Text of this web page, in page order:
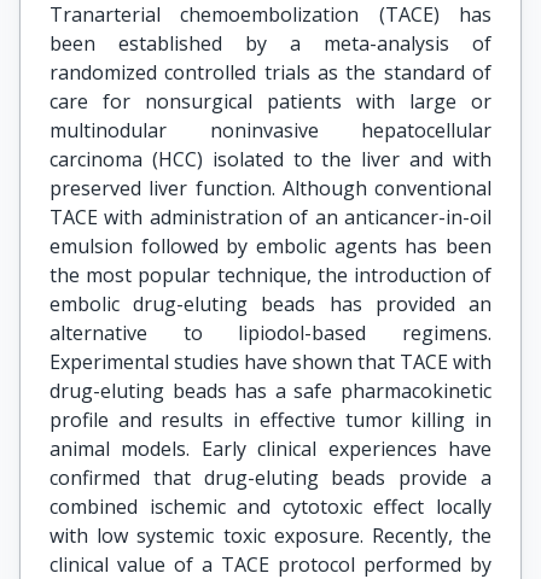
Tranarterial chemoembolization (TACE) has
been established by a meta-analysis of
randomized controlled trials as the standard of
care for nonsurgical patients with large or
multinodular noninvasive hepatocellular
carcinoma (HCC) isolated to the liver and with
preserved liver function. Although conventional
TACE with administration of an anticancer-in-oil
emulsion followed by embolic agents has been
the most popular technique, the introduction of
embolic drug-eluting beads has provided an
alternative to lipiodol-based regimens.
Experimental studies have shown that TACE with
drug-eluting beads has a safe pharmacokinetic
profile and results in effective tumor killing in
animal models. Early clinical experiences have
confirmed that drug-eluting beads provide a
combined ischemic and cytotoxic effect locally
with low systemic toxic exposure. Recently, the
clinical value of a TACE protocol performed by